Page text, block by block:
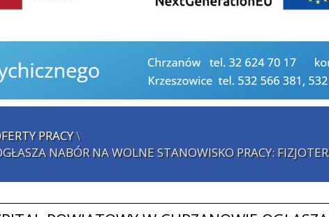
PRACY\
NABÓR NA WOLNE STANOWISKO PRACY: